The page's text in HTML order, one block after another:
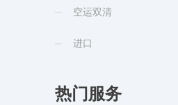
空运双清
进口
热门服务